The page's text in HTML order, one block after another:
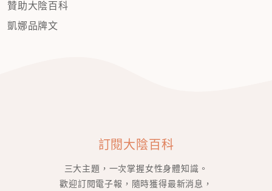
贊助大陰百科
凱娜品牌文
訂閱大陰百科
三大主題，一次掌握女性身體知識。
歡迎訂閱電子報，隨時獲得最新消息，